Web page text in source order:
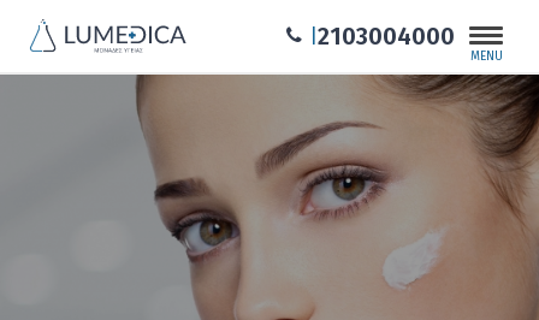
MENU
2103004000